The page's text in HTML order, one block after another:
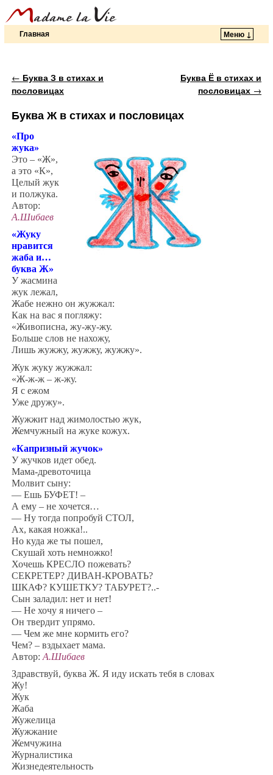
Главная Меню ↓
Навигация по записям
← Буква З в стихах и
пословицах
Буква Ё в стихах и
пословицах →
Буква Ж в стихах и пословицах
«Про
жука»
Это – «Ж»,
а это «К»,
Целый жук
и полжука.
Автор:
А.Шибаев
«Жуку
нравится
жаба и…
буква Ж»
У жасмина
жук лежал,
Жабе нежно он жужжал:
Как на вас я погляжу:
«Живописна, жу-жу-жу.
Больше слов не нахожу,
Лишь жужжу, жужжу, жужжу».
Жук жуку жужжал:
«Ж-ж-ж – ж-жу.
Я с ежом
Уже дружу».
Жужжит над жимолостью жук,
Жемчужный на жуке кожух.
«Капризный жучок»
У жучков идет обед.
Мама-древоточица
Молвит сыну:
— Ешь БУФЕТ! –
А ему – не хочется…
— Ну тогда попробуй СТОЛ,
Ах, какая ножка!..
Но куда же ты пошел,
Скушай хоть немножко!
Хочешь КРЕСЛО пожевать?
СЕКРЕТЕР? ДИВАН-КРОВАТЬ?
ШКАФ? КУШЕТКУ? ТАБУРЕТ?..-
Сын заладил: нет и нет!
— Не хочу я ничего –
Он твердит упрямо.
— Чем же мне кормить его?
Чем? – вздыхает мама.
Автор: А.Шибаев
Здравствуй, буква Ж. Я иду искать тебя в словах
Жу!
Жук
Жаба
Жужелица
Жужжание
Жемчужина
Журналистика
Жизнедеятельность